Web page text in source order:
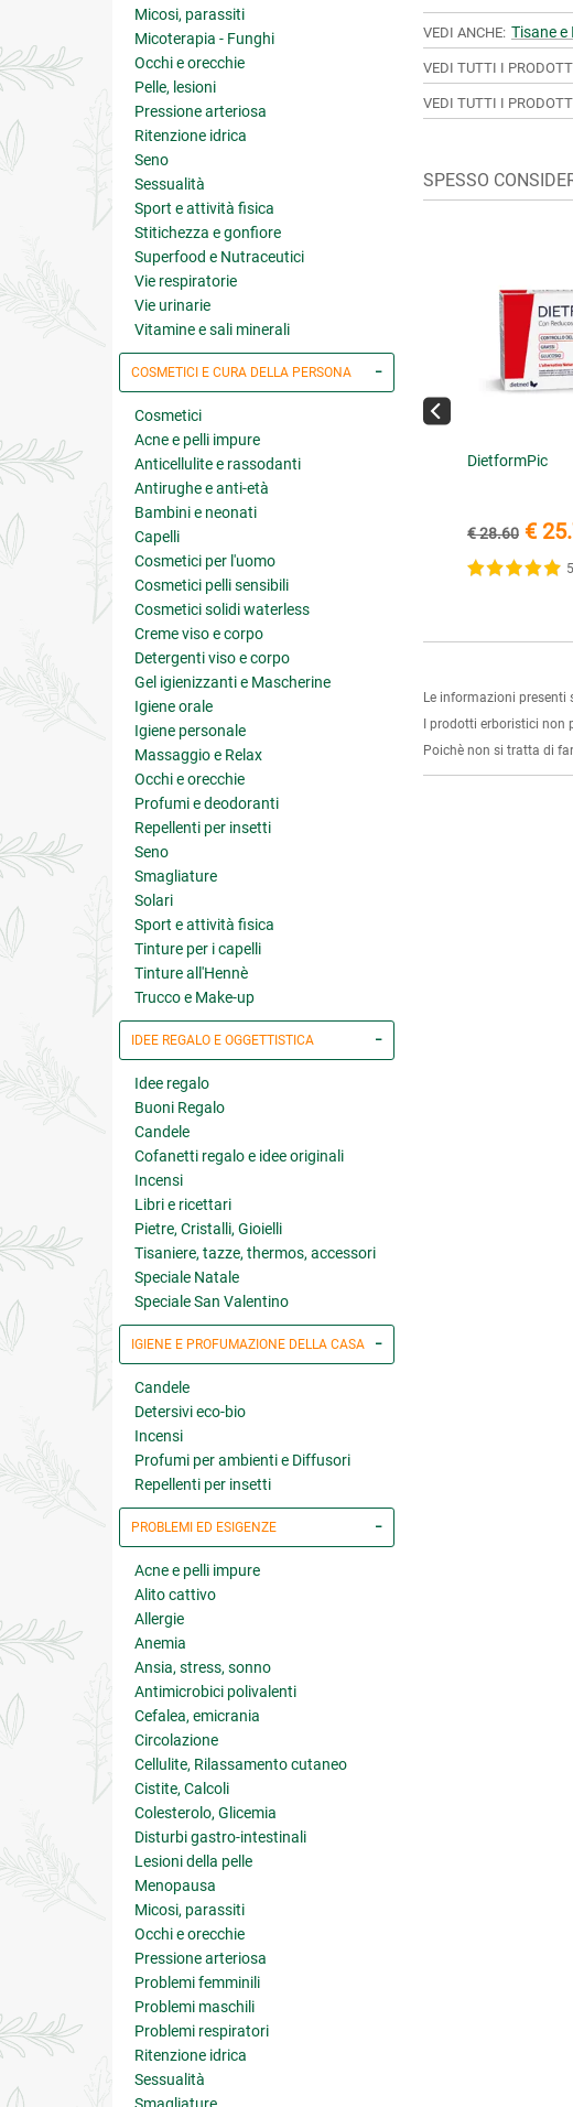
Micosi, parassiti
Micoterapia - Funghi
Occhi e orecchie
Pelle, lesioni
Pressione arteriosa
Ritenzione idrica
Seno
Sessualità
Sport e attività fisica
Stitichezza e gonfiore
Superfood e Nutraceutici
Vie respiratorie
Vie urinarie
Vitamine e sali minerali
COSMETICI E CURA DELLA PERSONA
Cosmetici
Acne e pelli impure
Anticellulite e rassodanti
Antirughe e anti-età
Bambini e neonati
Capelli
Cosmetici per l'uomo
Cosmetici pelli sensibili
Cosmetici solidi waterless
Creme viso e corpo
Detergenti viso e corpo
Gel igienizzanti e Mascherine
Igiene orale
Igiene personale
Massaggio e Relax
Occhi e orecchie
Profumi e deodoranti
Repellenti per insetti
Seno
Smagliature
Solari
Sport e attività fisica
Tinture per i capelli
Tinture all'Hennè
Trucco e Make-up
IDEE REGALO E OGGETTISTICA
Idee regalo
Buoni Regalo
Candele
Cofanetti regalo e idee originali
Incensi
Libri e ricettari
Pietre, Cristalli, Gioielli
Tisaniere, tazze, thermos, accessori
Speciale Natale
Speciale San Valentino
IGIENE E PROFUMAZIONE DELLA CASA
Candele
Detersivi eco-bio
Incensi
Profumi per ambienti e Diffusori
Repellenti per insetti
PROBLEMI ED ESIGENZE
Acne e pelli impure
Alito cattivo
Allergie
Anemia
Ansia, stress, sonno
Antimicrobici polivalenti
Cefalea, emicrania
Circolazione
Cellulite, Rilassamento cutaneo
Cistite, Calcoli
Colesterolo, Glicemia
Disturbi gastro-intestinali
Lesioni della pelle
Menopausa
Micosi, parassiti
Occhi e orecchie
Pressione arteriosa
Problemi femminili
Problemi maschili
Problemi respiratori
Ritenzione idrica
Sessualità
VEDI ANCHE: Tisane
VEDI TUTTI I
VEDI TUTTI I
SPESSO
DietformPic
€ 28.60 €
Vermint
(-10%)
MaxColor Green 01 Nero
Naturale
Le informazioni presenti
I prodotti erboristici
Poichè non si tratta di